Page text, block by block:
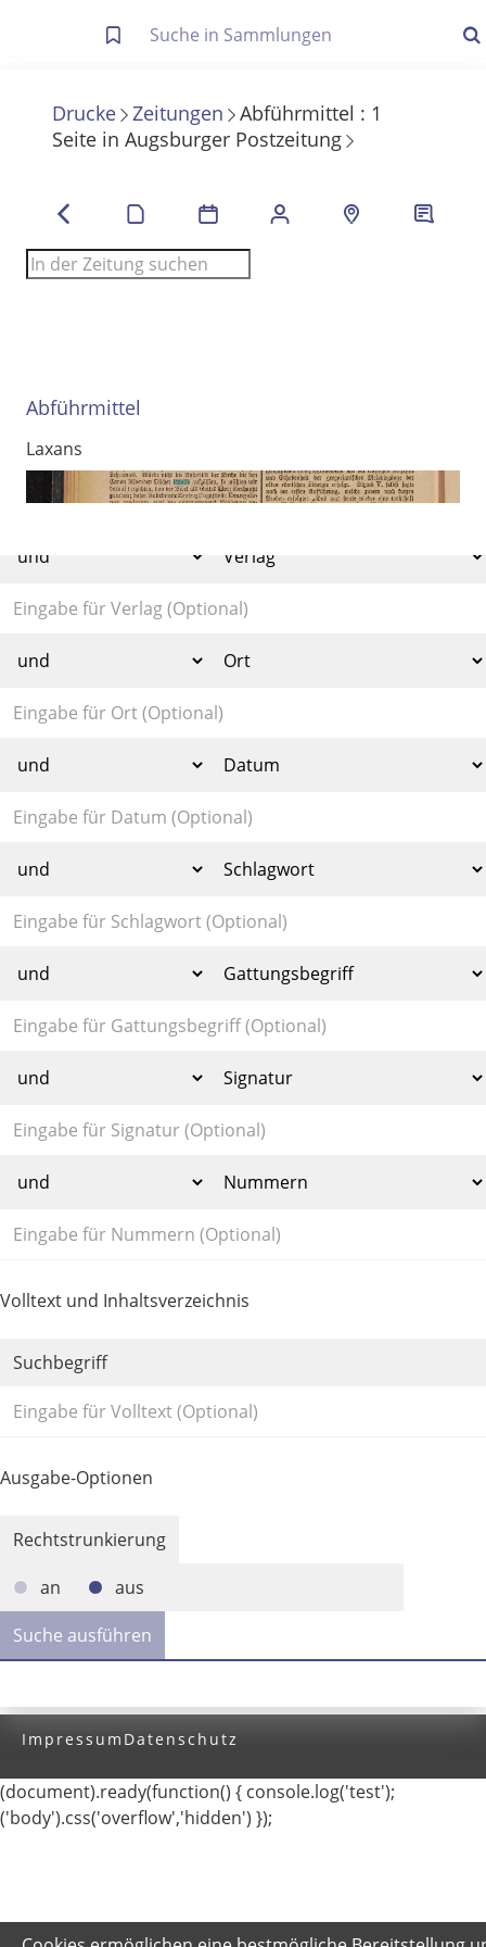
Letzte Trefferliste
Die letzte Trefferliste besteht aus Ihrer letzten Suche, samt
Anzeigen
Zuletzt gesucht
Info zu Suchanfragen
Volltext und Inhaltsverzeichnis
Suchbegriff
Ausgabe-Optionen
Rechtstrunkierung
an
aus
Drucke Zeitungen Abführmittel : 1
Seite in Augsburger Postzeitung
Abführmittel
Laxans
Impressum Datenschutz
(document).ready(function() { console.log('test');
('body').css('overflow','hidden') });